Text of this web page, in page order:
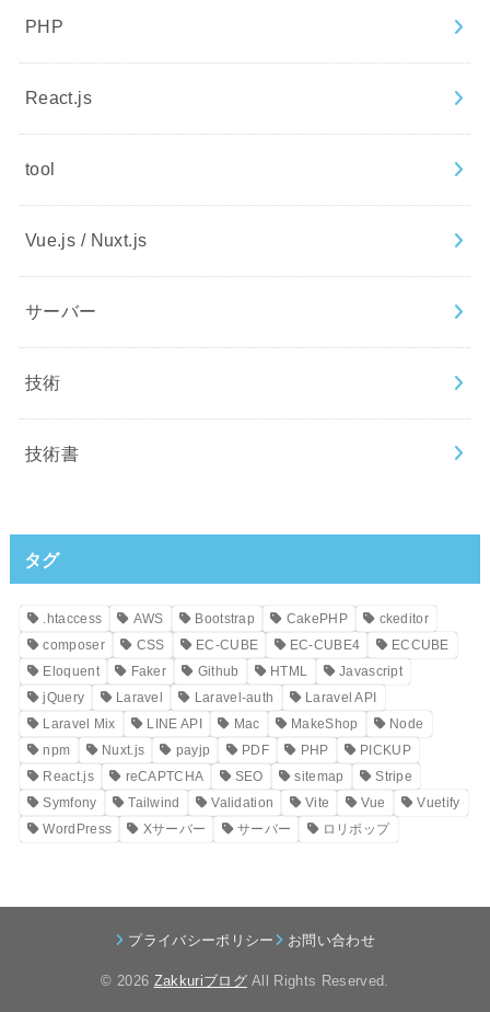
PHP
React.js
tool
Vue.js / Nuxt.js
サーバー
技術
技術書
タグ
.htaccess AWS Bootstrap CakePHP
ckeditor
composer
CSS EC-CUBE EC-CUBE4
ECCUBE
Eloquent
Faker Github HTML
Javascript
jQuery
Laravel Laravel-auth
Laravel API
Laravel Mix
LINE API Mac MakeShop
Node
npm
Nuxt.js payjp PDF PHP
PICKUP
React.js
reCAPTCHA SEO sitemap
Stripe
Symfony
Tailwind Validation Vite Vue
Vuetify
WordPress
Xサーバー サーバー ロリポップ
プライバシーポリシー お問い合わせ
© 2026 ZakkuriブログAll Rights Reserved.